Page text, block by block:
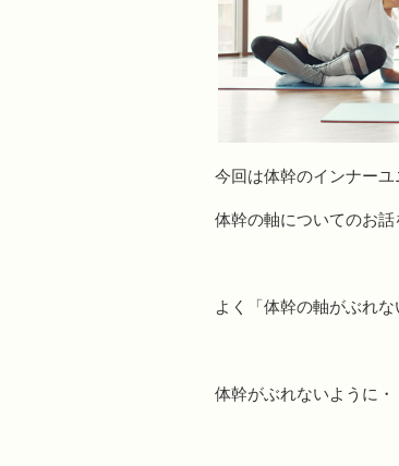
今回は体幹のインナーユ
体幹の軸についてのお話
よく「体幹の軸がぶれ
体幹がぶれないように・